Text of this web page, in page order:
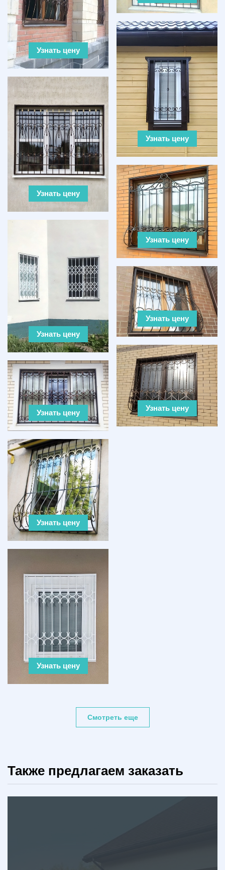
Узнать цену
Узнать цену
Узнать цену
Узнать цену
Узнать цену
Узнать цену
Узнать цену
Узнать цену
Узнать цену
Узнать цену
Смотреть еще
Также предлагаем заказать